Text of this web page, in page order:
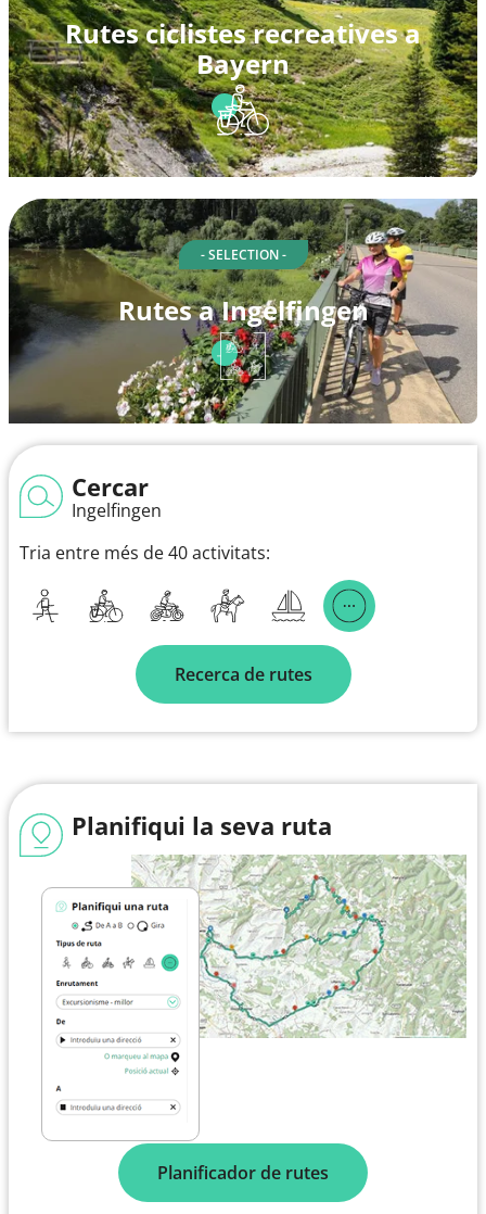
Rutes ciclistes recreatives a
Bayern
- SELECTION -
Rutes a Ingelfingen
Cercar
Ingelfingen
Tria entre més de 40 activitats:
Recerca de rutes
Planifiqui la seva ruta
Planificador de rutes